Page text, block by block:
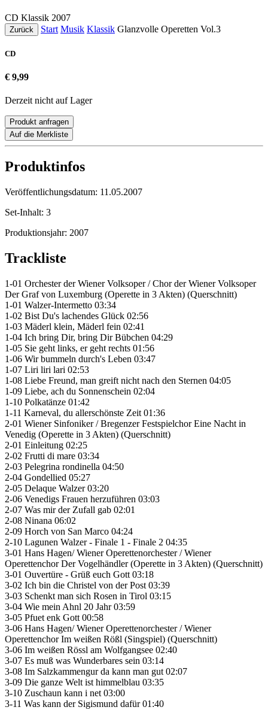
CD Klassik 2007
Zurück Start Musik Klassik Glanzvolle Operetten Vol.3
CD
€ 9,99
Derzeit nicht auf Lager
Produkt anfragen
Auf die Merkliste
Produktinfos
Veröffentlichungsdatum: 11.05.2007
Set-Inhalt: 3
Produktionsjahr: 2007
Trackliste
1-01 Orchester der Wiener Volksoper / Chor der Wiener Volksoper
Der Graf von Luxemburg (Operette in 3 Akten) (Querschnitt)
1-01 Walzer-Intermetto 03:34
1-02 Bist Du's lachendes Glück 02:56
1-03 Mäderl klein, Mäderl fein 02:41
1-04 Ich bring Dir, bring Dir Bübchen 04:29
1-05 Sie geht links, er geht rechts 01:56
1-06 Wir bummeln durch's Leben 03:47
1-07 Liri liri lari 02:53
1-08 Liebe Freund, man greift nicht nach den Sternen 04:05
1-09 Liebe, ach du Sonnenschein 02:04
1-10 Polkatänze 01:42
1-11 Karneval, du allerschönste Zeit 01:36
2-01 Wiener Sinfoniker / Bregenzer Festspielchor Eine Nacht in
Venedig (Operette in 3 Akten) (Querschnitt)
2-01 Einleitung 02:25
2-02 Frutti di mare 03:34
2-03 Pelegrina rondinella 04:50
2-04 Gondellied 05:27
2-05 Delaque Walzer 03:20
2-06 Venedigs Frauen herzuführen 03:03
2-07 Was mir der Zufall gab 02:01
2-08 Ninana 06:02
2-09 Horch von San Marco 04:24
2-10 Lagunen Walzer - Finale 1 - Finale 2 04:35
3-01 Hans Hagen/ Wiener Operettenorchester / Wiener
Operettenchor Der Vogelhändler (Operette in 3 Akten) (Querschnitt)
3-01 Ouvertüre - Grüß euch Gott 03:18
3-02 Ich bin die Christel von der Post 03:39
3-03 Schenkt man sich Rosen in Tirol 03:15
3-04 Wie mein Ahnl 20 Jahr 03:59
3-05 Pfuet enk Gott 00:58
3-06 Hans Hagen/ Wiener Operettenorchester / Wiener
Operettenchor Im weißen Rößl (Singspiel) (Querschnitt)
3-06 Im weißen Rössl am Wolfgangsee 02:40
3-07 Es muß was Wunderbares sein 03:14
3-08 Im Salzkammengur da kann man gut 02:07
3-09 Die ganze Welt ist himmelblau 03:35
3-10 Zuschaun kann i net 03:00
3-11 Was kann der Sigismund dafür 01:40